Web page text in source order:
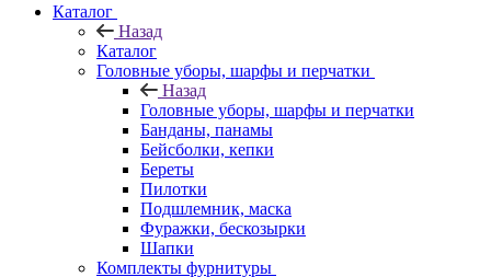
Каталог
Назад
Каталог
Головные уборы, шарфы и перчатки
Назад
Головные уборы, шарфы и перчатки
Банданы, панамы
Бейсболки, кепки
Береты
Пилотки
Подшлемник, маска
Фуражки, бескозырки
Шапки
Комплекты фурнитуры